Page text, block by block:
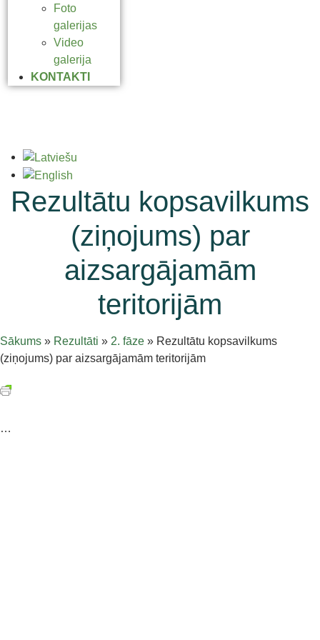
Foto
galerijas
Video
galerija
KONTAKTI
Rezultātu kopsavilkums
(ziņojums) par
aizsargājamām
teritorijām
Sākums » Rezultāti » 2. fāze » Rezultātu kopsavilkums
(ziņojums) par aizsargājamām teritorijām
…